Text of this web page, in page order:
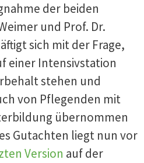
der beiden
und Prof. Dr.
sich mit der Frage,
einer Intensivstation
stehen und
von Pflegenden mit
übernommen
Gutachten liegt nun vor
Version auf der